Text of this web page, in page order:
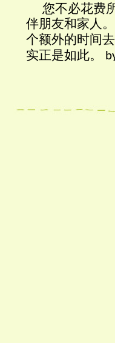
您不必花费
伴朋友和家人。
个额外的时间去
实正是如此。